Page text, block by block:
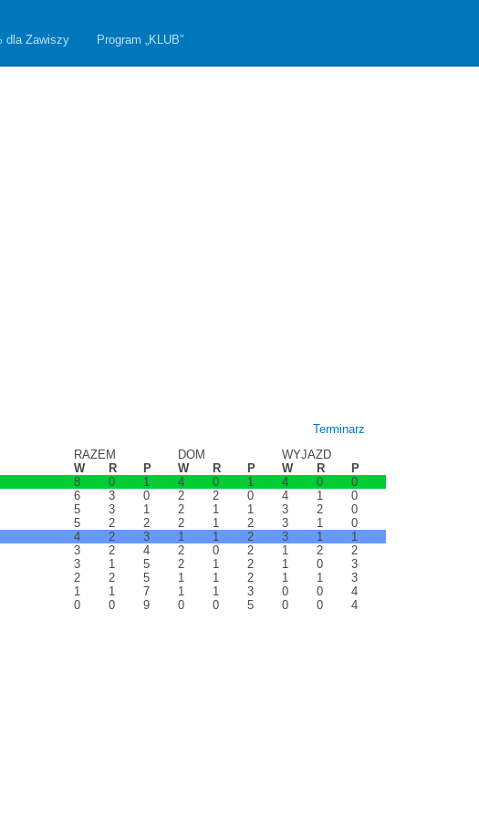
dla Zawiszy Program „KLUB”
Terminarz
RAZEM
DOM
WYJAZD
W R
P
8
0
1
6
3
0
5
3
1
5
2
2
4
2
3
3
2
4
3
1
5
2
2
5
1
1
7
0
0 9
W R
P
4
0
1
2
2
0
2
1
1
2
1
2
1
1
2
2
0
2
2
1
2
1
1
2
1
1
3
0
0 5
W R
P
4
0
0
4
1
0
3
2
0
3
1
0
3
1
1
1
2
2
1
0
3
1
1
3
0
0
4
0
0
4